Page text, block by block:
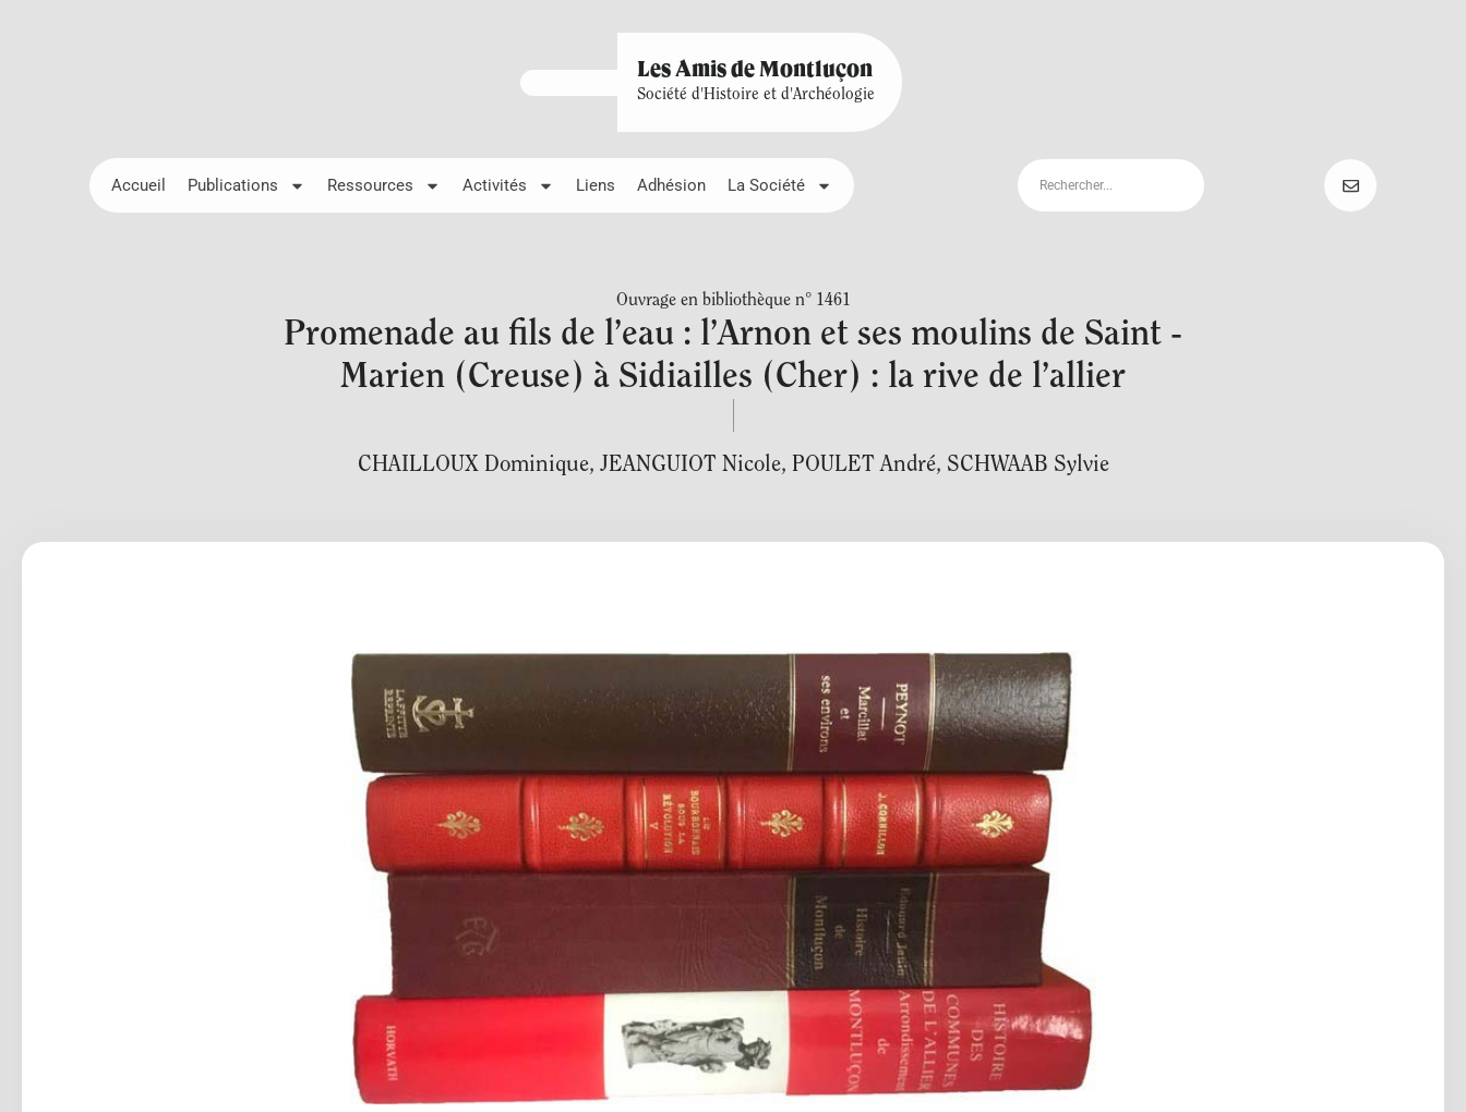
Les Amis de Montluçon
Société d'Histoire et d'Archéologie
Accueil Publications Ressources Activités Liens Adhésion La Société
Ouvrage en bibliothèque n° 1461
Promenade au fils de l’eau : l’Arnon et ses moulins de Saint -
Marien (Creuse) à Sidiailles (Cher) : la rive de l’allier
CHAILLOUX Dominique, JEANGUIOT Nicole, POULET André, SCHWAAB Sylvie